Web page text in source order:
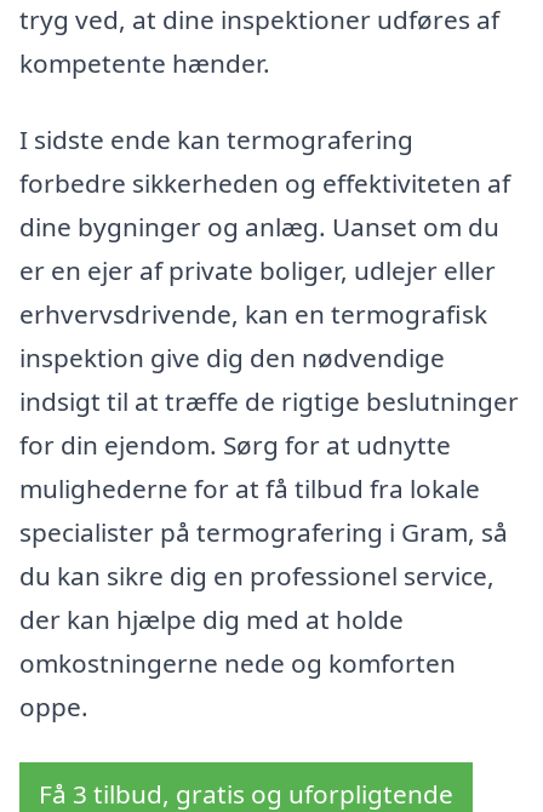
tryg ved, at dine inspektioner udføres af
kompetente hænder.
I sidste ende kan termografering
forbedre sikkerheden og effektiviteten af
dine bygninger og anlæg. Uanset om du
er en ejer af private boliger, udlejer eller
erhvervsdrivende, kan en termografisk
inspektion give dig den nødvendige
indsigt til at træffe de rigtige beslutninger
for din ejendom. Sørg for at udnytte
mulighederne for at få tilbud fra lokale
specialister på termografering i Gram, så
du kan sikre dig en professionel service,
der kan hjælpe dig med at holde
omkostningerne nede og komforten
oppe.
Få 3 tilbud, gratis og uforpligtende